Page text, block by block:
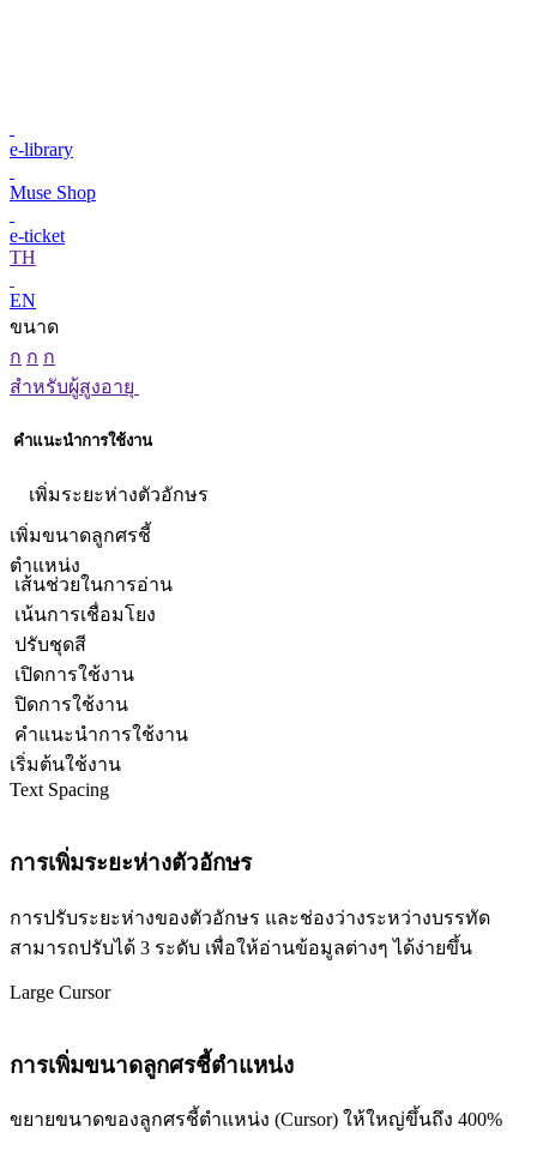
e-library
Muse Shop
e-ticket
TH
EN
ขนาด
ก ก ก
สำหรับผู้สูงอายุ
คำแนะนำการใช้งาน
เพิ่มระยะห่างตัวอักษร
เพิ่มขนาดลูกศรชี้
ตำแหน่ง
เส้นช่วยในการอ่าน
เน้นการเชื่อมโยง
ปรับชุดสี
เปิดการใช้งาน
ปิดการใช้งาน
คำแนะนำการใช้งาน
เริ่มต้นใช้งาน
Text Spacing
การเพิ่มระยะห่างตัวอักษร
การปรับระยะห่างของตัวอักษร และช่องว่างระหว่างบรรทัด
สามารถปรับได้ 3 ระดับ เพื่อให้อ่านข้อมูลต่างๆ ได้ง่ายขึ้น
Large Cursor
การเพิ่มขนาดลูกศรชี้ตำแหน่ง
ขยายขนาดของลูกศรชี้ตำแหน่ง (Cursor) ให้ใหญ่ขึ้นถึง 400%